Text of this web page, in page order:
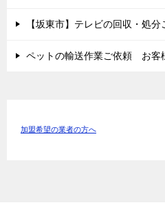
【坂東市】テレビの回収・処
ペットの輸送作業ご依頼 お客
加盟希望の業者の方へ